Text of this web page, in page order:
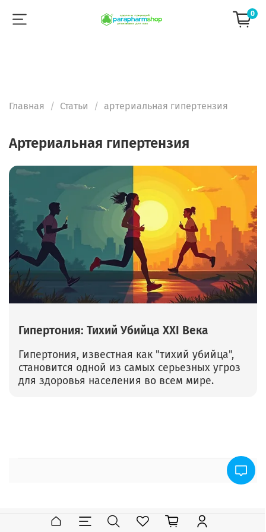
0
Главная Статьи артериальная гипертензия
артериальная гипертензия
Гипертония: Тихий Убийца XXI Века
Гипертония, известная как "тихий убийца",
становится одной из самых серьезных угроз
для здоровья населения во всем мире.